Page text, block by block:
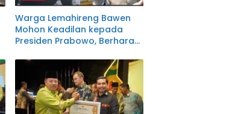
Warga Lemahireng Bawen
Mohon Keadilan kepada
Presiden Prabowo, Berharap
Bantuan Pangan